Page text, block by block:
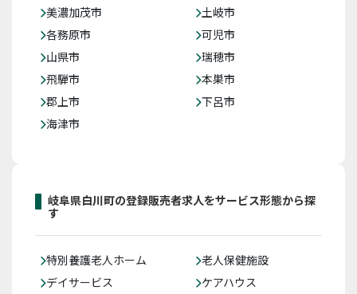
美濃加茂市
土岐市
各務原市
可児市
山県市
瑞穂市
飛騨市
本巣市
郡上市
下呂市
海津市
岐阜県白川町の登録販売者求人をサービス形態から探
す
特別養護老人ホーム
老人保健施設
デイサービス
ケアハウス